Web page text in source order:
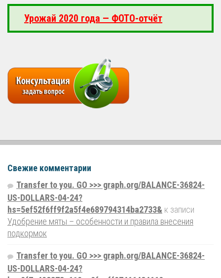
Урожай 2020 года — ФОТО-отчёт
Свежие комментарии
Transfer to you. GO >>> graph.org/BALANCE-36824-
US-DOLLARS-04-24?
hs=5ef52f6ff9f2a5f4e689794314ba2733& к записи
Удобрение мяты – особенности и правила внесения
подкормок
Transfer to you. GO >>> graph.org/BALANCE-36824-
US-DOLLARS-04-24?